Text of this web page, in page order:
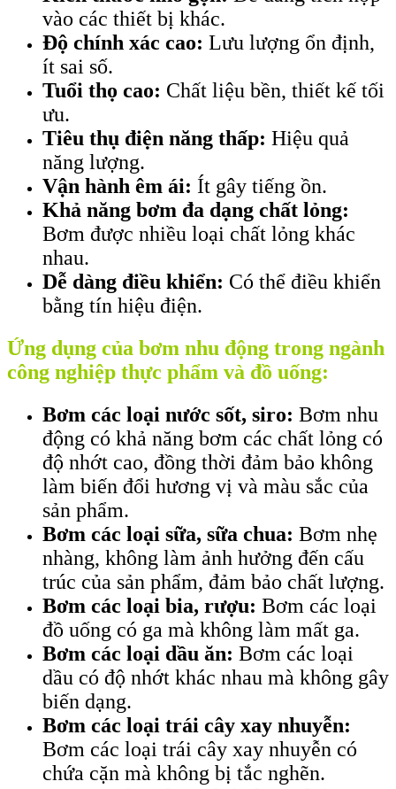
vào các thiết bị khác.
Độ chính xác cao: Lưu lượng ổn định,
ít sai số.
Tuổi thọ cao: Chất liệu bền, thiết kế tối
ưu.
Tiêu thụ điện năng thấp: Hiệu quả
năng lượng.
Vận hành êm ái: Ít gây tiếng ồn.
Khả năng bơm đa dạng chất lỏng:
Bơm được nhiều loại chất lỏng khác
nhau.
Dễ dàng điều khiển: Có thể điều khiển
bằng tín hiệu điện.
Ứng dụng của bơm nhu động trong ngành
công nghiệp thực phẩm và đồ uống:
Bơm các loại nước sốt, siro: Bơm nhu
động có khả năng bơm các chất lỏng có
độ nhớt cao, đồng thời đảm bảo không
làm biến đổi hương vị và màu sắc của
sản phẩm.
Bơm các loại sữa, sữa chua: Bơm nhẹ
nhàng, không làm ảnh hưởng đến cấu
trúc của sản phẩm, đảm bảo chất lượng.
Bơm các loại bia, rượu: Bơm các loại
đồ uống có ga mà không làm mất ga.
Bơm các loại dầu ăn: Bơm các loại
dầu có độ nhớt khác nhau mà không gây
biến dạng.
Bơm các loại trái cây xay nhuyễn:
Bơm các loại trái cây xay nhuyễn có
chứa cặn mà không bị tắc nghẽn.